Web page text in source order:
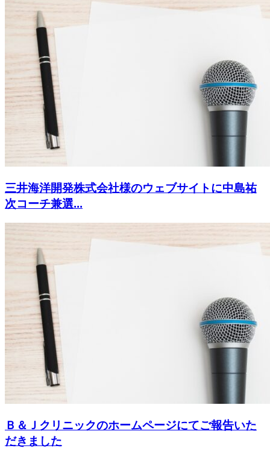
三井海洋開発株式会社様のウェブサイトに中島祐
次コーチ兼選...
Ｂ＆Ｊクリニックのホームページにてご報告いた
だきました